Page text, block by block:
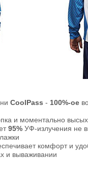
CoolPass - 100%-ое
и моментально
95% УФ-излучения не
комфорт и
и вываживании